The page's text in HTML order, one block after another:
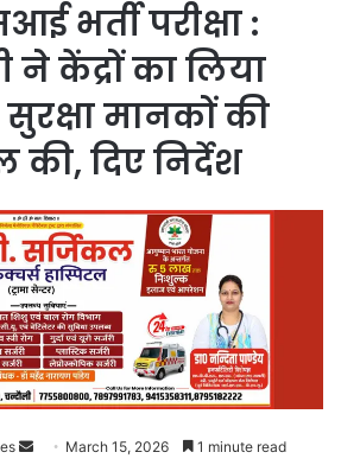
भर्ती परीक्षा :
ने केंद्रों का लिया
मानकों की
की, दिए निर्देश
SendMarch 15, 2026 1 minute read